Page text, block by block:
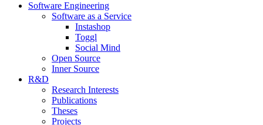
Software Engineering
Software as a Service
Instashop
Toggl
Social Mind
Open Source
Inner Source
R&D
Research Interests
Publications
Theses
Projects